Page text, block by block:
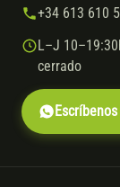
+34 613 610
L–J
cerrado